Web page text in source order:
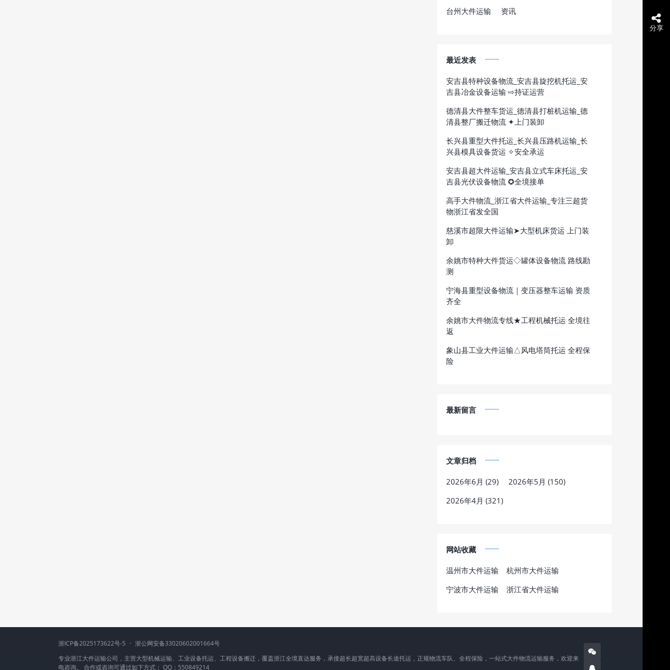
台州大件运输 资讯
最近发表
安吉县特种设备物流_安吉县旋挖机托运_安
吉县冶金设备运输 ⇨持证运营
德清县大件整车货运_德清县打桩机运输_德
清县整厂搬迁物流 ✦上门装卸
长兴县重型大件托运_长兴县压路机运输_长
兴县模具设备货运 ✧安全承运
安吉县超大件运输_安吉县立式车床托运_安
吉县光伏设备物流 ✪全境接单
高手大件物流_浙江省大件运输_专注三超货
物浙江省发全国
慈溪市超限大件运输➤大型机床货运 上门装
卸
余姚市特种大件货运◇罐体设备物流 路线勘
测
宁海县重型设备物流｜变压器整车运输 资质
齐全
余姚市大件物流专线★工程机械托运 全境往
返
象山县工业大件运输△风电塔筒托运 全程保
险
最新留言
文章归档
2026年6月 (29)
2026年5月 (150)
2026年4月 (321)
网站收藏
温州市大件运输
杭州市大件运输
宁波市大件运输
浙江省大件运输
浙ICP备2025173622号-5 · 浙公网安备33020602001664号
专业浙江大件运输公司，主营大型机械运输、工业设备托运、工程设备搬迁，覆盖浙江全境直达服务，承接超长超宽超高设备长途托运，正规物流车队、全程保险，一站式大件物流运输服务，欢迎来
电咨询。 合作或咨询可通过如下方式： QQ：550849214
分享